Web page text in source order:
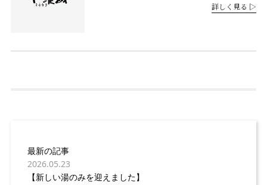
詳しく見る ▷
最新の記事
2026.05.23
【新しい湯のみを迎えました】